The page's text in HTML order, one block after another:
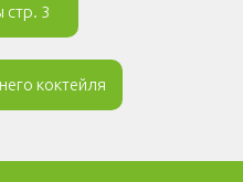
стр. 3
коктейля